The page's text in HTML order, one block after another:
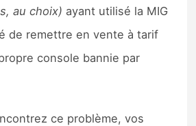
au choix) ayant utilisé la MIG
de remettre en vente à tarif
console bannie par
ce problème, vos